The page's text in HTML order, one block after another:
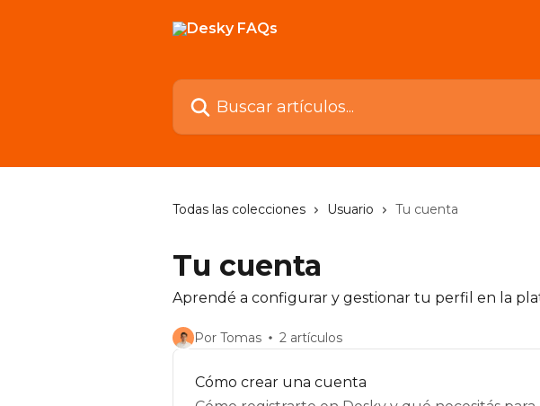
Buscar artículos...
Todas las colecciones Usuario Tu cuenta
Tu cuenta
Aprendé a configurar y gestionar tu perfil en la
Por Tomas 2 artículos
Cómo crear una cuenta